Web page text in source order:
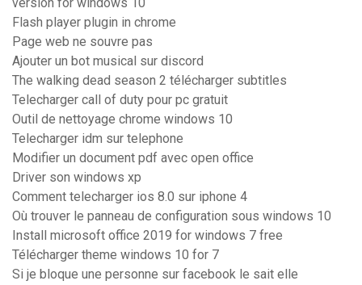
version for windows 10
Flash player plugin in chrome
Page web ne souvre pas
Ajouter un bot musical sur discord
The walking dead season 2 télécharger subtitles
Telecharger call of duty pour pc gratuit
Outil de nettoyage chrome windows 10
Telecharger idm sur telephone
Modifier un document pdf avec open office
Driver son windows xp
Comment telecharger ios 8.0 sur iphone 4
Où trouver le panneau de configuration sous windows 10
Install microsoft office 2019 for windows 7 free
Télécharger theme windows 10 for 7
Si je bloque une personne sur facebook le sait elle